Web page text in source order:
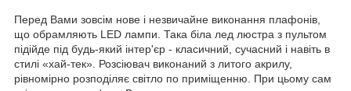
Перед Вами зовсім нове і незвичайне виконання плафонів,
що обрамляють LED лампи. Така біла лед люстра з пультом
підійде під будь-який інтер'єр - класичний, сучасний і навіть в
стилі «хай-тек». Розсіювач виконаний з литого акрилу,
рівномірно розподіляє світло по приміщенню. При цьому сам